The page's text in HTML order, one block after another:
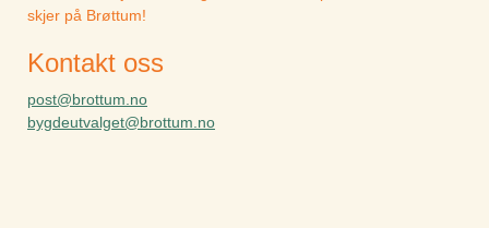
skjer på Brøttum!
Kontakt oss
post@brottum.no
bygdeutvalget@brottum.no